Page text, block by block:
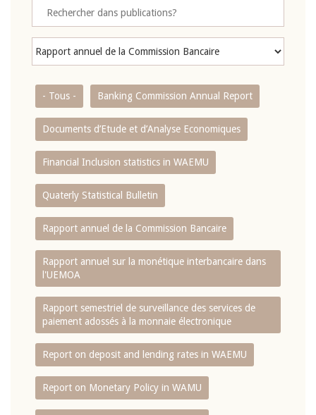
- Tous - Banking Commission Annual Report
Documents d’Etude et d’Analyse Economiques
Financial Inclusion statistics in WAEMU
Quaterly Statistical Bulletin
Rapport annuel de la Commission Bancaire
Rapport annuel sur la monétique interbancaire dans
l'UEMOA
Rapport semestriel de surveillance des services de
paiement adossés à la monnaie électronique
Report on deposit and lending rates in WAEMU
Report on Monetary Policy in WAMU